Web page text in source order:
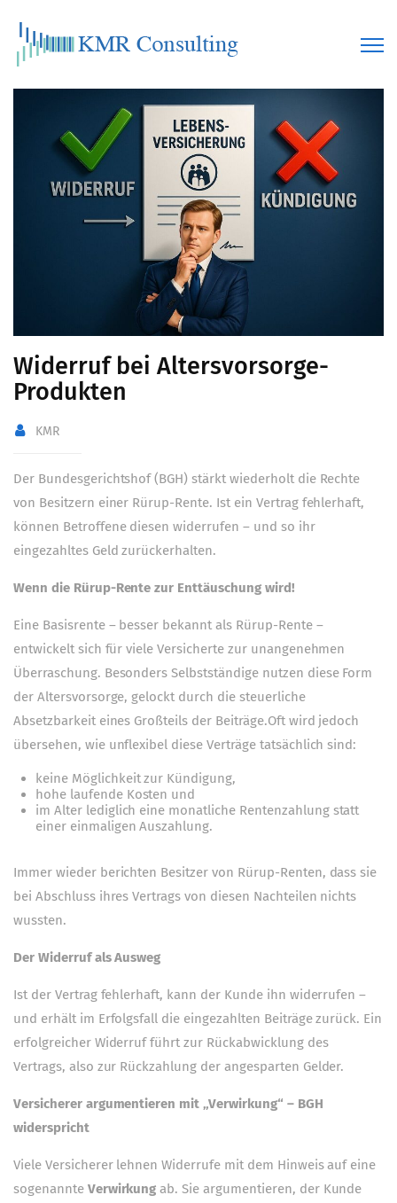
Widerruf bei Altersvorsorge-
Produkten
KMR
Der Bundesgerichtshof (BGH) stärkt wiederholt die Rechte
von Besitzern einer Rürup-Rente. Ist ein Vertrag fehlerhaft,
können Betroffene diesen widerrufen – und so ihr
eingezahltes Geld zurückerhalten.
Wenn die Rürup-Rente zur Enttäuschung wird!
Eine Basisrente – besser bekannt als Rürup-Rente –
entwickelt sich für viele Versicherte zur unangenehmen
Überraschung. Besonders Selbstständige nutzen diese Form
der Altersvorsorge, gelockt durch die steuerliche
Absetzbarkeit eines Großteils der Beiträge.Oft wird jedoch
übersehen, wie unflexibel diese Verträge tatsächlich sind:
keine Möglichkeit zur Kündigung,
hohe laufende Kosten und
im Alter lediglich eine monatliche Rentenzahlung statt
einer einmaligen Auszahlung.
Immer wieder berichten Besitzer von Rürup-Renten, dass sie
bei Abschluss ihres Vertrags von diesen Nachteilen nichts
wussten.
Der Widerruf als Ausweg
Ist der Vertrag fehlerhaft, kann der Kunde ihn widerrufen –
und erhält im Erfolgsfall die eingezahlten Beiträge zurück. Ein
erfolgreicher Widerruf führt zur Rückabwicklung des
Vertrags, also zur Rückzahlung der angesparten Gelder.
Versicherer argumentieren mit „Verwirkung“ – BGH
widerspricht
Viele Versicherer lehnen Widerrufe mit dem Hinweis auf eine
sogenannte Verwirkung ab. Sie argumentieren, der Kunde